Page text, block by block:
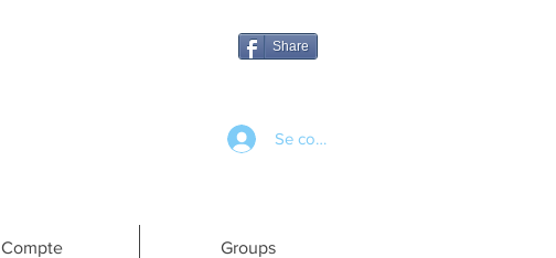
Share
Se connecter
Compte Groups